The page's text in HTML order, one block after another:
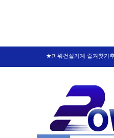
★파워건설기계 즐겨찾기